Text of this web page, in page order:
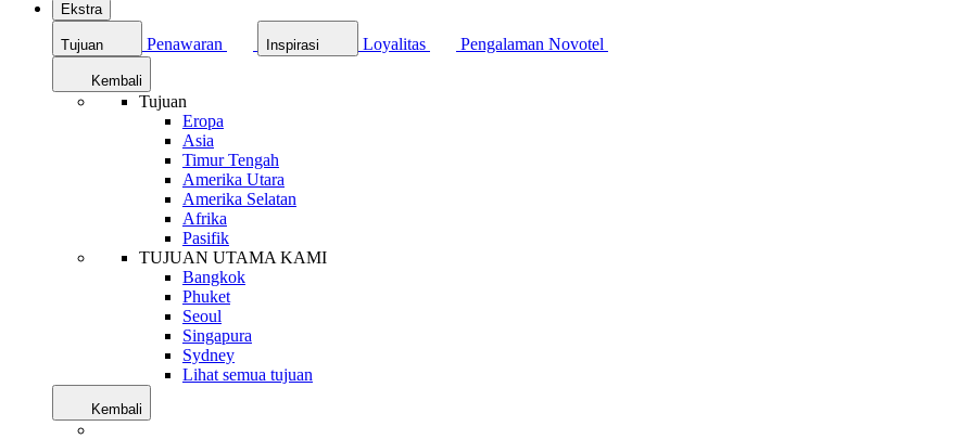
Ekstra
Tujuan Penawaran Inspirasi Loyalitas Pengalaman Novotel
Kembali
Tujuan
Eropa
Asia
Timur Tengah
Amerika Utara
Amerika Selatan
Afrika
Pasifik
TUJUAN UTAMA KAMI
Bangkok
Phuket
Seoul
Singapura
Sydney
Lihat semua tujuan
Kembali